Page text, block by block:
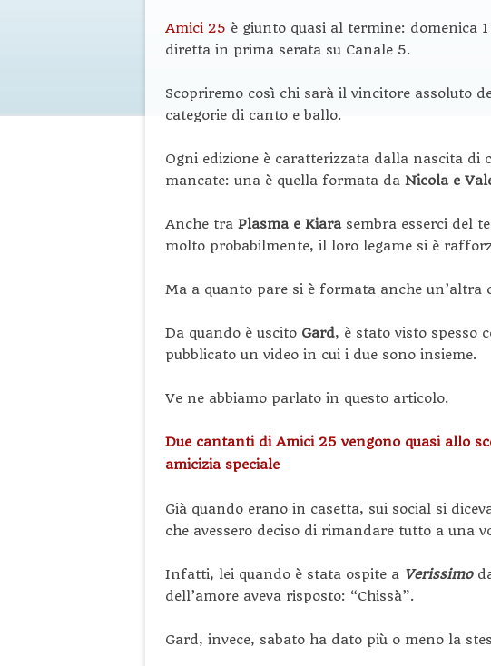
Amici 25 è giunto quasi al termine: domenica
diretta in prima serata su Canale 5.
Scopriremo così chi sarà il vincitore assoluto
categorie di canto e ballo.
Ogni edizione è caratterizzata dalla nascita di
mancate: una è quella formata da Nicola e
Anche tra Plasma e Kiarasembra esserci del
molto probabilmente, il loro legame si è
Ma a quanto pare si è formata anche un’altra
Da quando è uscito Gard, è stato visto spesso
pubblicato un video in cui i due sono insieme.
Ve ne abbiamo parlato in questo articolo.
Due cantanti di Amici 25 vengono quasi allo
amicizia speciale
Già quando erano in casetta, sui social si
che avessero deciso di rimandare tutto a una
Infatti, lei quando è stata ospite a Verissimo
dell’amore aveva risposto: “Chissà”.
Gard, invece, sabato ha dato più o meno la